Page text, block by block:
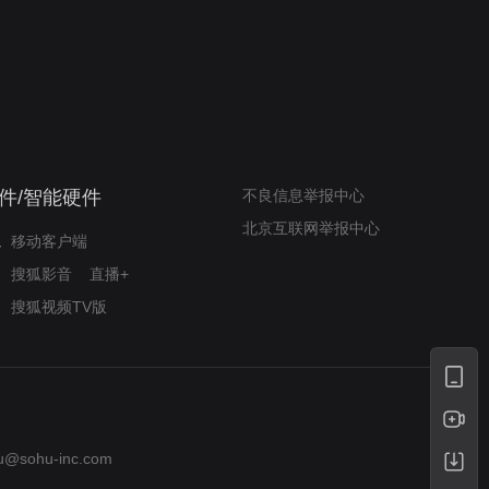
/智能硬件
移动客户端
搜狐影音
直播+
搜狐视频TV版
不良信息举报中心
北京互联网举报中心
inc.com